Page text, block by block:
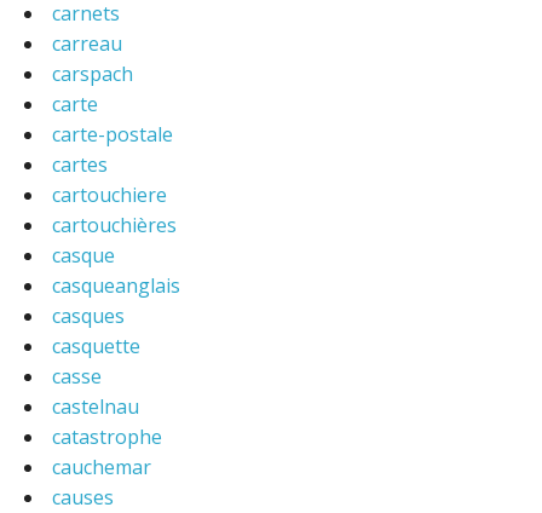
carnets
carreau
carspach
carte
carte-postale
cartes
cartouchiere
cartouchières
casque
casqueanglais
casques
casquette
casse
castelnau
catastrophe
cauchemar
causes